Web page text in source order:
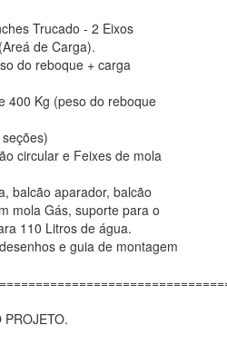
Trucado - 2 Eixos
de Carga).
do reboque + carga
400 Kg (peso do reboque
circular e Feixes de mola
balcão aparador, balcão
mola Gás, suporte para o
110 Litros de água.
e guia de montagem
PROJETO.